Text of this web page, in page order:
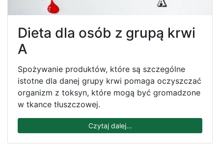
Dieta dla osób z grupą krwi
A
Spożywanie produktów, które są szczególne
istotne dla danej grupy krwi pomaga oczyszczać
organizm z toksyn, które mogą być gromadzone
w tkance tłuszczowej.
Czytaj dalej...